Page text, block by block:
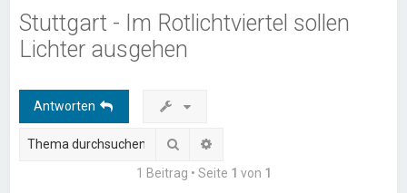
Stuttgart - Im Rotlichtviertel sollen
Lichter ausgehen
Antworten
Suche
1 Beitrag • Seite 1 von 1